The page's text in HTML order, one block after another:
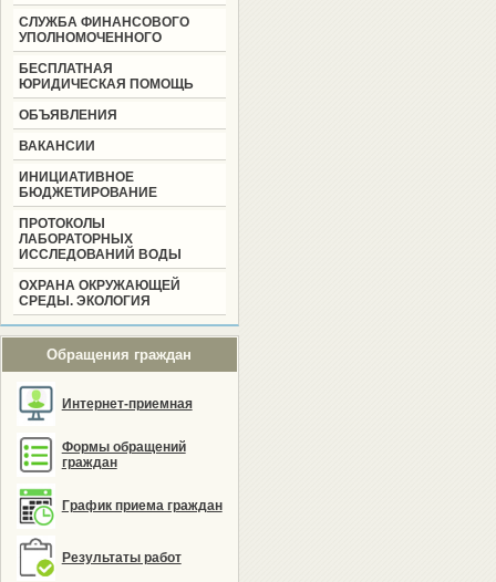
СЛУЖБА ФИНАНСОВОГО
УПОЛНОМОЧЕННОГО
БЕСПЛАТНАЯ
ЮРИДИЧЕСКАЯ ПОМОЩЬ
ОБЪЯВЛЕНИЯ
ВАКАНСИИ
ИНИЦИАТИВНОЕ
БЮДЖЕТИРОВАНИЕ
ПРОТОКОЛЫ
ЛАБОРАТОРНЫХ
ИССЛЕДОВАНИЙ ВОДЫ
ОХРАНА ОКРУЖАЮЩЕЙ
СРЕДЫ. ЭКОЛОГИЯ
Обращения граждан
Интернет-приемная
Формы обращений
граждан
График приема граждан
Результаты работ